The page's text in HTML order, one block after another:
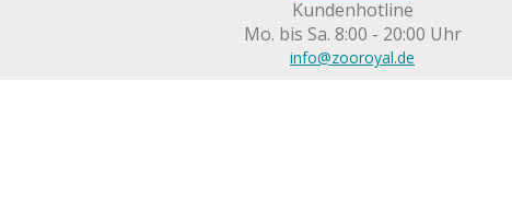
Kundenhotline
Mo. bis Sa. 8:00 - 20:00 Uhr
info@zooroyal.de